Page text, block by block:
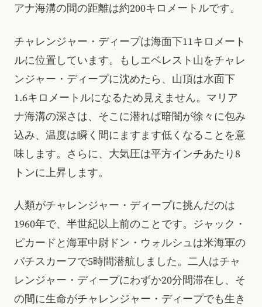
アナ海溝の間の距離は約200キロメートルです。
チャレンジャー・ディープは海面下11キロメート
ルに位置しています。もしエベレスト山をチャレ
ンジャー・ディープに沈めたら、山頂は水面下
1.6キロメートルになるため見えません。マリア
ナ海溝の深さは、そこに潜れば暗闇が徐々に包み
込み、温度は瞬く間にますます低くなることを意
味します。さらに、大気圧は平方インチあたり8
トンに上昇します。
人類がチャレンジャー・ディープに挑んだのは
1960年で、半世紀以上前のことです。ジャック・
ピカードと海軍中尉ドン・ウォルシュは米海軍の
バチスカーフで5時間潜航しました。二人はチャ
レンジャー・ディープにわずか20分間滞在し、そ
の間に生命がチャレンジャー・ディープでも生き